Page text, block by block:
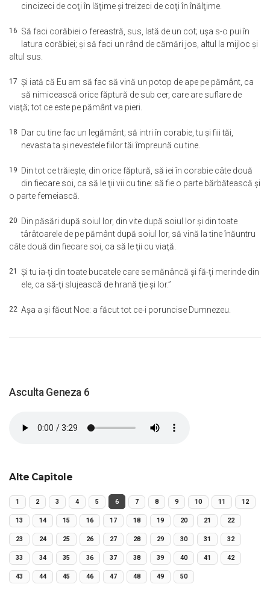
cincizeci de coţi în lăţime şi treizeci de coţi în înălţime.
16 Să faci corăbiei o fereastră, sus, lată de un cot; uşa s-o pui în
latura corăbiei; şi să faci un rând de cămări jos, altul la mijloc şi
altul sus.
17 Şi iată că Eu am să fac să vină un potop de ape pe pământ, ca
să nimicească orice făptură de sub cer, care are suflare de
viaţă; tot ce este pe pământ va pieri.
18 Dar cu tine fac un legământ; să intri în corabie, tu şi fiii tăi,
nevasta ta şi nevestele fiilor tăi împreună cu tine.
19 Din tot ce trăieşte, din orice făptură, să iei în corabie câte două
din fiecare soi, ca să le ţii vii cu tine: să fie o parte bărbătească şi
o parte femeiască.
20 Din păsări după soiul lor, din vite după soiul lor şi din toate
târâtoarele de pe pământ după soiul lor, să vină la tine înăuntru
câte două din fiecare soi, ca să le ţii cu viaţă.
21 Şi tu ia-ţi din toate bucatele care se mănâncă şi fă-ţi merinde din
ele, ca să-ţi slujească de hrană ţie şi lor.”
22 Aşa a şi făcut Noe: a făcut tot ce-i poruncise Dumnezeu.
Asculta Geneza 6
Alte Capitole
1 2 3 4 5 6 7 8 9 10 11 12
13 14 15 16 17 18 19 20 21 22
23 24 25 26 27 28 29 30 31 32
33 34 35 36 37 38 39 40 41 42
43 44 45 46 47 48 49 50